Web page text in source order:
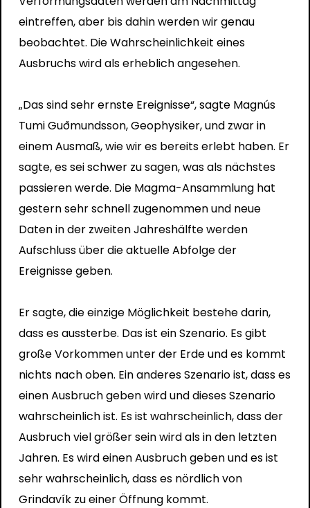
eintreffen, aber bis dahin werden wir genau
beobachtet. Die Wahrscheinlichkeit eines
Ausbruchs wird als erheblich angesehen.
„Das sind sehr ernste Ereignisse“, sagte Magnús
Tumi Guðmundsson, Geophysiker, und zwar in
einem Ausmaß, wie wir es bereits erlebt haben. Er
sagte, es sei schwer zu sagen, was als nächstes
passieren werde. Die Magma-Ansammlung hat
gestern sehr schnell zugenommen und neue
Daten in der zweiten Jahreshälfte werden
Aufschluss über die aktuelle Abfolge der
Ereignisse geben.
Er sagte, die einzige Möglichkeit bestehe darin,
dass es aussterbe. Das ist ein Szenario. Es gibt
große Vorkommen unter der Erde und es kommt
nichts nach oben. Ein anderes Szenario ist, dass es
einen Ausbruch geben wird und dieses Szenario
wahrscheinlich ist. Es ist wahrscheinlich, dass der
Ausbruch viel größer sein wird als in den letzten
Jahren. Es wird einen Ausbruch geben und es ist
sehr wahrscheinlich, dass es nördlich von
Grindavík zu einer Öffnung kommt.